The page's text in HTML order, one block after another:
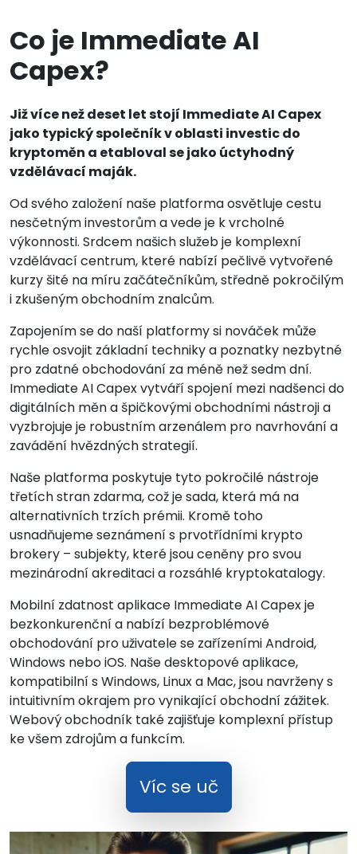
Co je Immediate AI
Capex?
Již více než deset let stojí Immediate AI Capex
jako typický společník v oblasti investic do
kryptoměn a etabloval se jako úctyhodný
vzdělávací maják.
Od svého založení naše platforma osvětluje cestu
nesčetným investorům a vede je k vrcholné
výkonnosti. Srdcem našich služeb je komplexní
vzdělávací centrum, které nabízí pečlivě vytvořené
kurzy šité na míru začátečníkům, středně pokročilým
i zkušeným obchodním znalcům.
Zapojením se do naší platformy si nováček může
rychle osvojit základní techniky a poznatky nezbytné
pro zdatné obchodování za méně než sedm dní.
Immediate AI Capex vytváří spojení mezi nadšenci do
digitálních měn a špičkovými obchodními nástroji a
vyzbrojuje je robustním arzenálem pro navrhování a
zavádění hvězdných strategií.
Naše platforma poskytuje tyto pokročilé nástroje
třetích stran zdarma, což je sada, která má na
alternativních trzích prémii. Kromě toho
usnadňujeme seznámení s prvotřídními krypto
brokery – subjekty, které jsou ceněny pro svou
mezinárodní akreditaci a rozsáhlé kryptokatalogy.
Mobilní zdatnost aplikace Immediate AI Capex je
bezkonkurenční a nabízí bezproblémové
obchodování pro uživatele se zařízeními Android,
Windows nebo iOS. Naše desktopové aplikace,
kompatibilní s Windows, Linux a Mac, jsou navrženy s
intuitivním okrajem pro vynikající obchodní zážitek.
Webový obchodník také zajišťuje komplexní přístup
ke všem zdrojům a funkcím.
Víc se uč